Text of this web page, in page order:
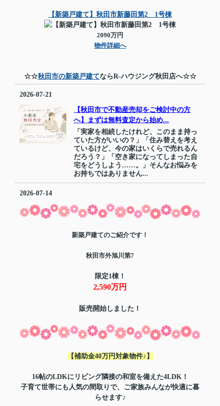
【新築戸建て】秋田市新藤田第2 1号棟
2090万円
物件詳細へ
☆☆秋田市の新築戸建てならR-ハウジング秋田店へ☆☆
2026-07-21
【秋田市で不動産売却をご検討中の方
へ】まずは無料査定から始め...
「実家を相続したけれど、このまま持っ
ていた方がいいの？」「住み替えを考え
ているけど、今の家はいくらで売れるん
だろう？」「空き家になってしまった自
宅をどうしよう……。」そんなお悩みを
お持ちではありません...
2026-07-14
新築戸建てのご紹介です！
秋田市外旭川第7
限定1棟！
2,590万円
販売開始しました！
【補助金40万円対象物件♪】
16帖のLDKにリビング隣接の和室を備えた4LDK！
子育て世帯にも人気の間取りで、ご家族みんなが快適に暮
らせます♪